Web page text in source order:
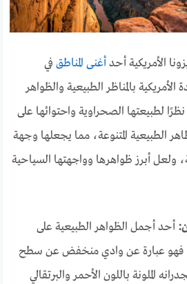
الأمريكية أحد أغنى المناطق في
الأمريكية بالمناظر الطبيعية والظواهر
لطبيعتها الصحراوية واحتوائها على
الطبيعية المتنوعة، مما يجعلها وجهة
ولعل أبرز ظواهرها وواجهتها السياحية
أحد أجمل الظواهر الطبيعية على
عبارة عن وادي منخفض عن سطح
الملونة باللون الأحمر والبرتقالي